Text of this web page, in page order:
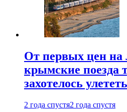
От первых цен на
крымские поезда
захотелось
2 года спустя2 года спустя